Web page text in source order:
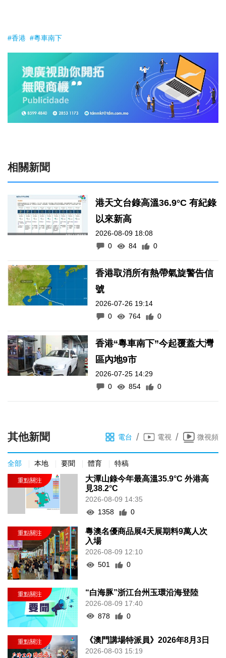
#香港 #粵車南下
相關新聞
港天文台錄高溫36.9°C 有紀錄
以來新高
2026-08-09 18:08
0
84 0
香港取消所有熱帶氣旋警告信
號
2026-07-26 19:14
0
764 0
香港“粵車南下”今起覆蓋大灣
區內地9市
2026-07-25 14:29
0
854 0
其他新聞 電台 / 電視 / 微視頻
全部 本地 要聞 體育 特稿
大潭山錄今年最高溫35.9°C 外港高
見38.2°C
2026-08-09 14:35
1358
0
粵澳名優商品展4天展期料9萬人次
入場
2026-08-09 12:10
501
0
“白海豚”浙江台州玉環沿海登陸
2026-08-09 17:40
878
0
《澳門講場特派員》2026年8月3日
2026-08-03 15:19